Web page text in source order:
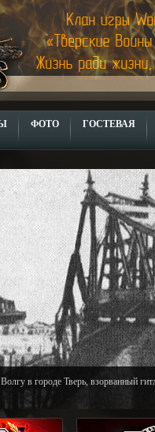
ФОТО ГОСТЕВАЯ
в городе Тверь, взорванный